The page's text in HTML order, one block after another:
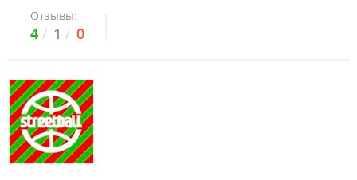
Отзывы:
4 1 0